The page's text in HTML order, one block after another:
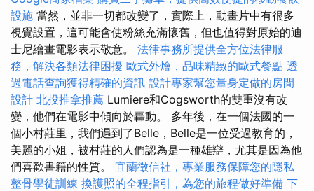
設施 當然，並非一切都改變了，實際上，動畫片中有很多
視覺設置，這可能會使粉絲充滿懷舊，但也值得對原始的迪
士尼繪畫電影表示敬意。 法律事務所提供全方位法律服
務，解決各類法律困擾 歐式外燴，品味精緻的歐式餐點 透
過電話查詢獲得精確的資訊 設計專家幫您量身定做的房間
設計 北投推拿推薦 Lumiere和Cogsworth的雙重沒有改
變，他們在電影中傾向於轟動。 多年後，在一個法國的一
個小村莊里，我們遇到了Belle，Belle是一位受過教育的，
美麗的小姐，被村莊的人們認為是一種雄辯，尤其是因為他
們喜歡書籍的性質。 宜蘭徵信社，專業服務保障您的隱私
整骨學徒訓練 換護照的全程指引，為您的旅程做好準備 下